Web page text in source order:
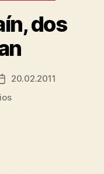
dos
Fecha
de
20.02.2011
en